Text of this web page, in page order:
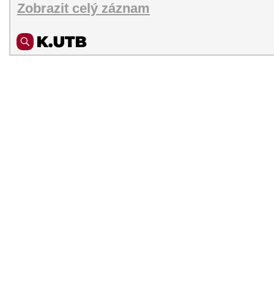
Zobrazit celý záznam